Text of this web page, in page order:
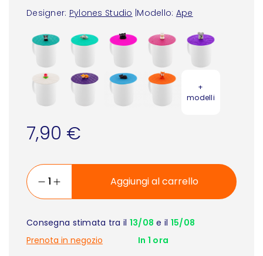
Designer: Pylones Studio Modello: Ape
+
modelli
7,90 €
Aggiungi al carrello
Consegna stimata tra il 13/08 e il 15/08
Prenota in negozio
In 1 ora